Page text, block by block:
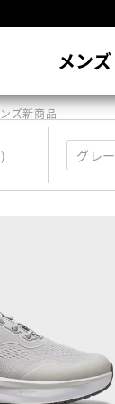
メンズ
ズ新商品
グレー